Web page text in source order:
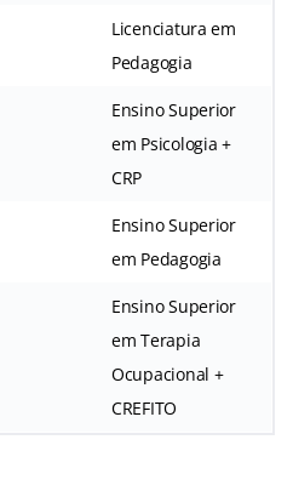
Licenciatura em
Pedagogia
Ensino Superior
em Psicologia +
CRP
Ensino Superior
em Pedagogia
Ensino Superior
em Terapia
Ocupacional +
CREFITO